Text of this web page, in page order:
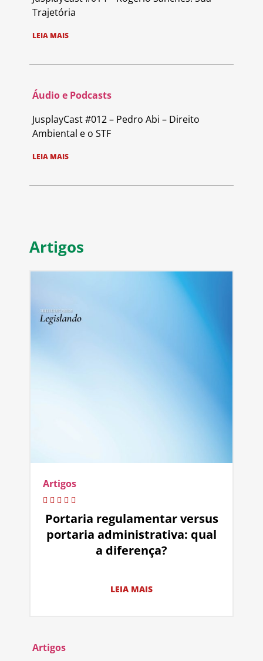
Trajetória
LEIA MAIS
Áudio e Podcasts
JusplayCast #012 – Pedro Abi – Direito
Ambiental e o STF
LEIA MAIS
Artigos
Artigos
Portaria regulamentar versus
portaria administrativa: qual
a diferença?
LEIA MAIS
Artigos